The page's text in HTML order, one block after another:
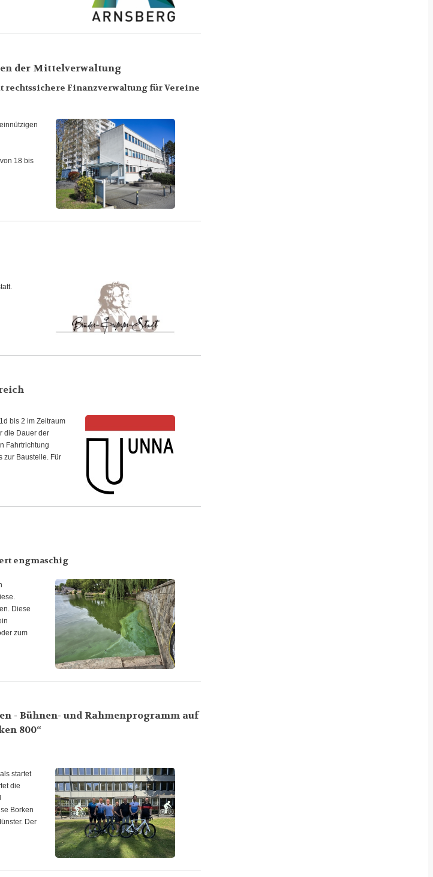
der Mittelverwaltung
Finanzverwaltung für Vereine
18 bis
bis 2 im Zeitraum
die Dauer der
Fahrtrichtung
zur Baustelle. Für
engmaschig
Diese
zum
- Bühnen- und Rahmenprogramm auf
800“
startet
die
Borken
Der